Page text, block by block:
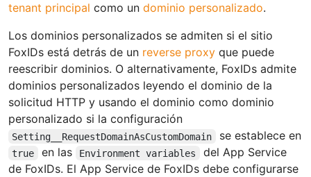
tenant principal como un dominio personalizado.
Los dominios personalizados se admiten si el sitio
FoxIDs está detrás de un reverse proxy que puede
reescribir dominios. O alternativamente, FoxIDs admite
dominios personalizados leyendo el dominio de la
solicitud HTTP y usando el dominio como dominio
personalizado si la configuración
Setting__RequestDomainAsCustomDomain se establece en
true en las Environment variables
del App Service
de FoxIDs. El App Service de FoxIDs debe configurarse